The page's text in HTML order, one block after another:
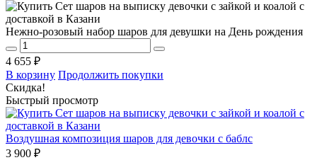
Нежно-розовый набор шаров для девушки на День рождения
4 655 ₽
В корзину Продолжить покупки
Скидка!
Быстрый просмотр
Воздушная композиция шаров для девочки с баблс
3 900 ₽